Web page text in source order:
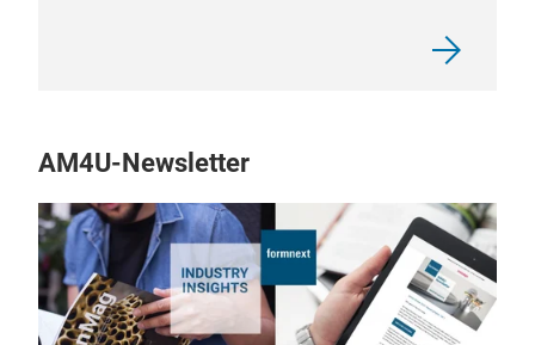
AM4U-Newsletter